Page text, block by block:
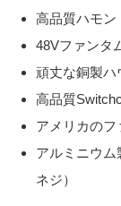
高品質ハモン
48Vファンタ
頑丈な銅製ハ
高品質
アメリカの
アルミニウム
ネジ）